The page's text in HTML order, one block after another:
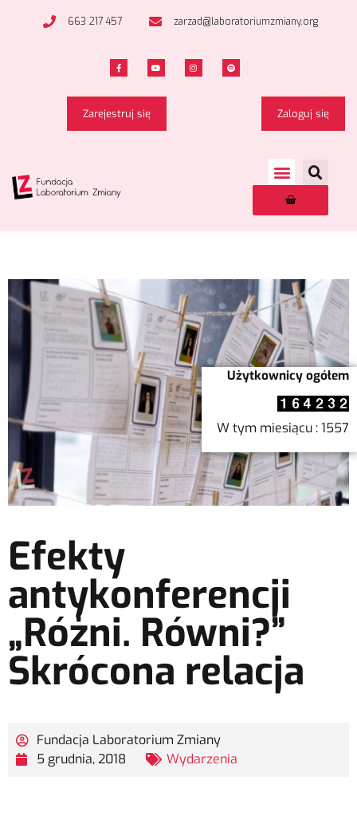
663 217 457 zarzad@laboratoriumzmiany.org
Zarejestruj się Zaloguj się
Efekty
antykonferencji
„Różni. Równi?”
Skrócona relacja
Fundacja Laboratorium Zmiany
5 grudnia, 2018
Wydarzenia
Użytkownicy ogółem
W tym miesiącu : 1557